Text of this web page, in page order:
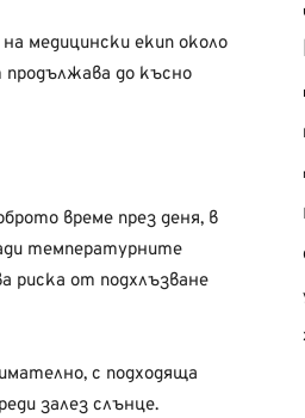
медицински екип около
до късно
време през деня, в
температурните
риска от подхлъзване
с подходяща
залез слънце.